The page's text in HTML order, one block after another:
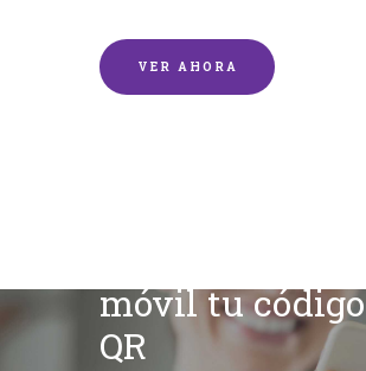
VER AHORA
móvil tu código
QR